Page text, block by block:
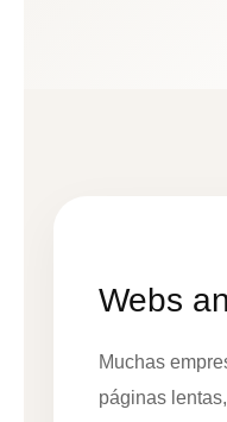
Webs
Muchas
páginas